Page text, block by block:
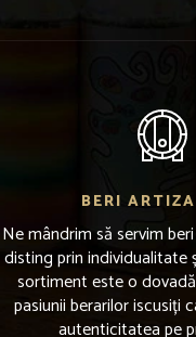
BERI
Ne mândrim să servim
disting prin individualitate
sortiment este o
pasiunii berarilor iscusiți
autenticitatea pe